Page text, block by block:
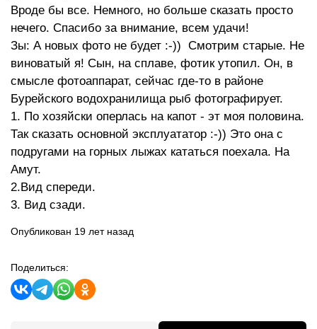
Вроде бы все. Немного, но больше сказать просто
нечего. Спасибо за внимание, всем удачи!
Зы: А новых фото не будет :-)) Смотрим старые. Не
виноватый я! Сын, на сплаве, фотик утопил. Он, в
смысле фотоаппарат, сейчас где-то в районе
Бурейского водохранилища рыб фотографирует.
1. По хозяйски оперлась на капот - эт моя половина.
Так сказать основной эксплуататор :-)) Это она с
подругами на горных лыжах кататься поехала. На
Амут.
2.Вид спереди.
3. Вид сзади.
Опубликован 19 лет назад
Поделиться: